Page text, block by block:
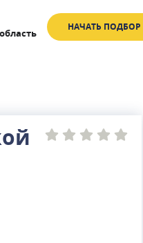
НАЧАТЬ ПОДБОР